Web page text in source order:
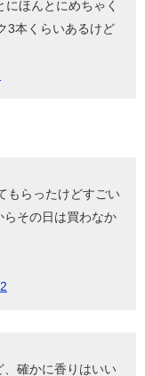
ほんとにめちゃく
3本くらいあるけど
もらったけどすごい
その日は買わなか
、確かに香りはいい